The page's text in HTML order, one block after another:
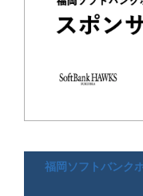
福岡ソフトバンク